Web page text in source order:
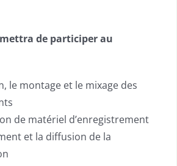
de participer au
le montage et le mixage des
de matériel d’enregistrement
et la diffusion de la